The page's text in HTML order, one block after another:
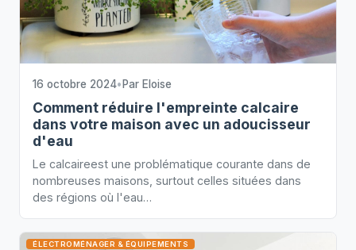
16 octobre 2024•Par Eloise
Comment réduire l'empreinte calcaire
dans votre maison avec un adoucisseur
d'eau
Le calcaireest une problématique courante dans de
nombreuses maisons, surtout celles situées dans
des régions où l'eau…
ÉLECTROMÉNAGER & ÉQUIPEMENTS